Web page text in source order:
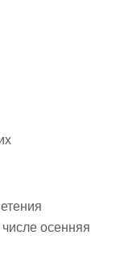
осенняя